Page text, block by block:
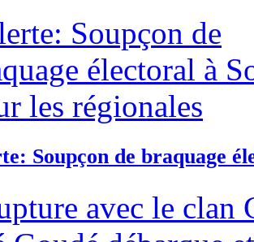
Soupçon de braquage